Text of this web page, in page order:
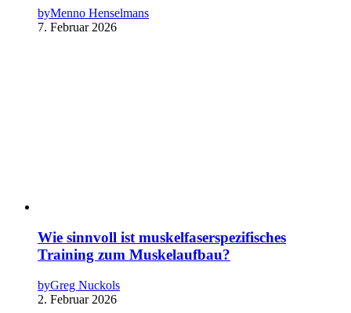
byMenno Henselmans
7. Februar 2026
Wie sinnvoll ist muskelfaserspezifisches
Training zum Muskelaufbau?
byGreg Nuckols
2. Februar 2026